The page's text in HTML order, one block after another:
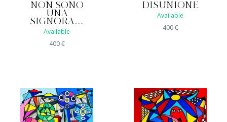
NON SONO
UNA
SIGNORA......
Available
400€
DISUNIONE
Available
400€